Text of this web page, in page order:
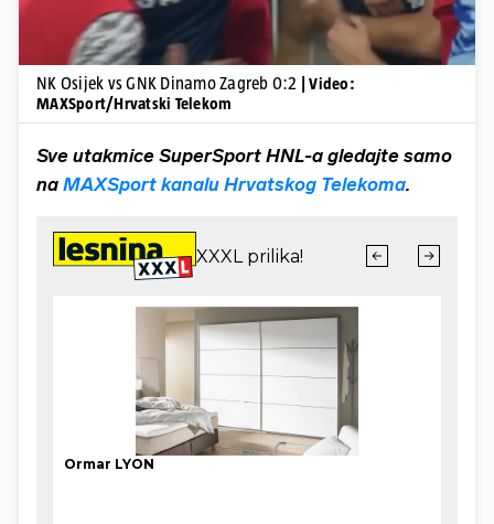
NK Osijek vs GNK Dinamo Zagreb 0:2
| Video:
MAXSport/Hrvatski Telekom
Sve utakmice SuperSport HNL-a gledajte samo
na MAXSport kanalu Hrvatskog Telekoma.